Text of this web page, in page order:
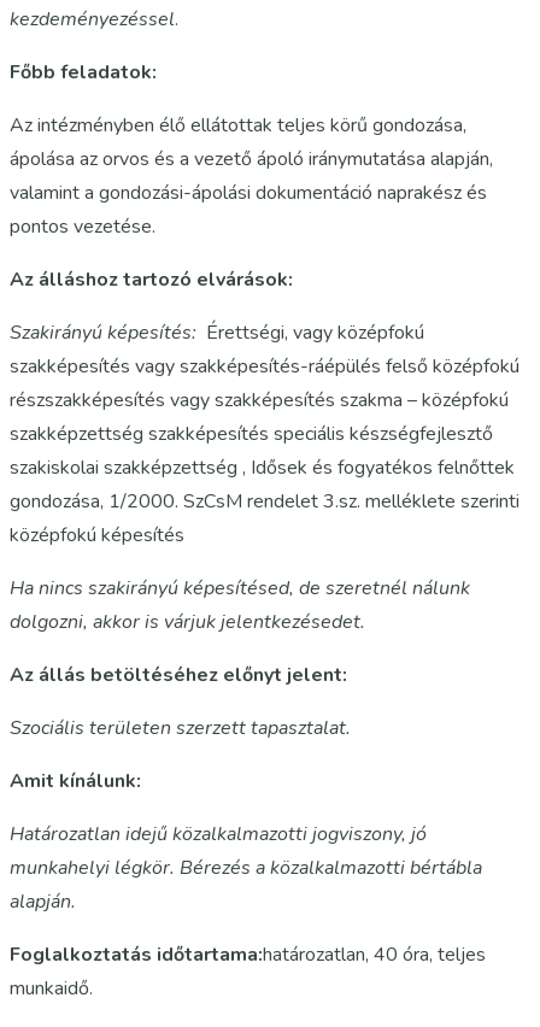
kezdeményezéssel.
Főbb feladatok:
Az intézményben élő ellátottak teljes körű gondozása,
ápolása az orvos és a vezető ápoló iránymutatása alapján,
valamint a gondozási-ápolási dokumentáció naprakész és
pontos vezetése.
Az álláshoz tartozó elvárások:
Szakirányú képesítés: Érettségi, vagy középfokú
szakképesítés vagy szakképesítés-ráépülés felső középfokú
részszakképesítés vagy szakképesítés szakma – középfokú
szakképzettség szakképesítés speciális készségfejlesztő
szakiskolai szakképzettség , Idősek és fogyatékos felnőttek
gondozása, 1/2000. SzCsM rendelet 3.sz. melléklete szerinti
középfokú képesítés
Ha nincs szakirányú képesítésed, de szeretnél nálunk
dolgozni, akkor is várjuk jelentkezésedet.
Az állás betöltéséhez előnyt jelent:
Szociális területen szerzett tapasztalat.
Amit kínálunk:
Határozatlan idejű közalkalmazotti jogviszony, jó
munkahelyi légkör. Bérezés a közalkalmazotti bértábla
alapján.
Foglalkoztatás időtartama:határozatlan, 40 óra, teljes
munkaidő.